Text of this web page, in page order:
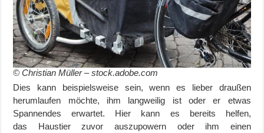
© Christian Müller – stock.adobe.com
Dies kann beispielsweise sein, wenn es lieber draußen
herumlaufen möchte, ihm langweilig ist oder er etwas
Spannendes erwartet. Hier kann es bereits helfen,
das Haustierzuvor auszupowern oder ihm einen